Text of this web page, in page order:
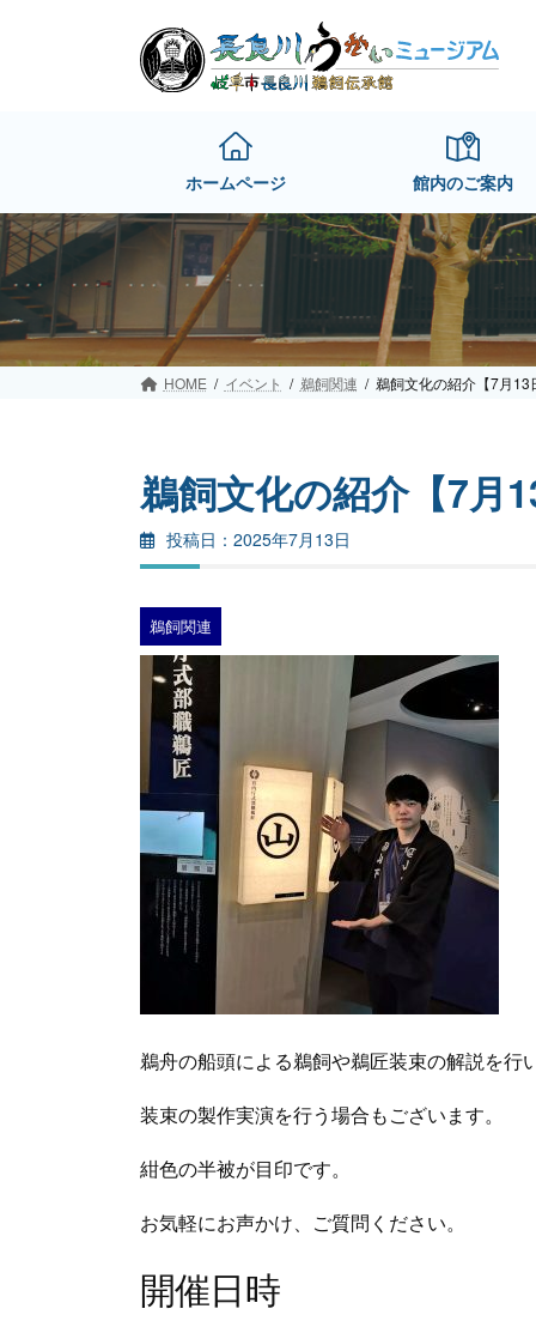
ホームページ 館内のご案内
HOME イベント 鵜飼関連 鵜飼文化の紹介【7月
鵜飼文化の紹介【7月
2025年7月13日
鵜飼関連
鵜舟の船頭による鵜飼や鵜匠装束の解説を行
装束の製作実演を行う場合もございます。
紺色の半被が目印です。
お気軽にお声かけ、ご質問ください。
開催日時